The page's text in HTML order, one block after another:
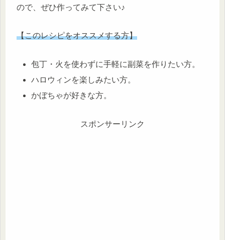
ので、ぜひ作ってみて下さい♪
【このレシピをオススメする方】
包丁・火を使わずに手軽に副菜を作りたい方。
ハロウィンを楽しみたい方。
かぼちゃが好きな方。
スポンサーリンク